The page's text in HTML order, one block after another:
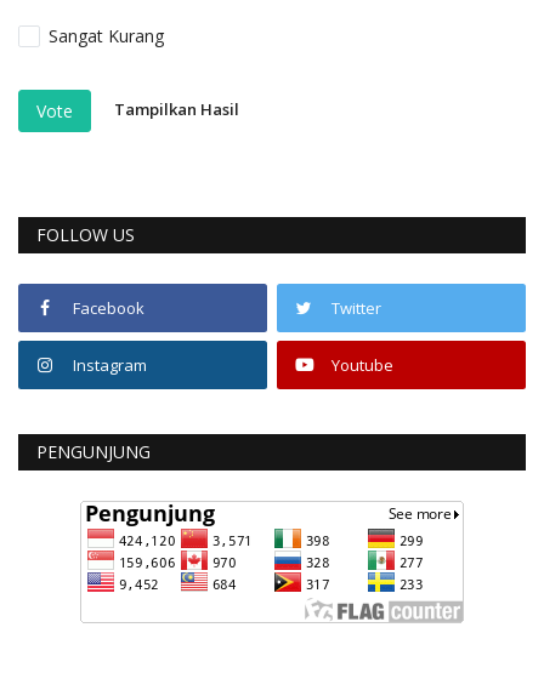
Sangat Kurang
Vote Tampilkan Hasil
FOLLOW US
Facebook Twitter
Instagram Youtube
PENGUNJUNG